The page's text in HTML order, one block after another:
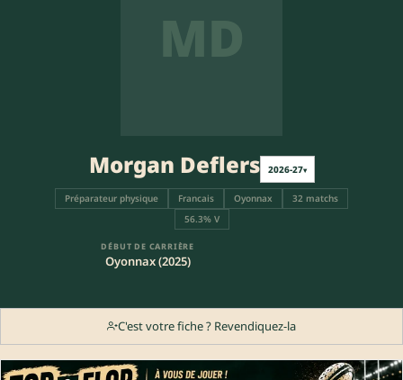
MD
Morgan Deflers 2026-27▾
Préparateur physique Francais Oyonnax
32 matchs
56.3% V
DÉBUT DE CARRIÈRE
Oyonnax (2025)
C'est votre fiche ? Revendiquez-la